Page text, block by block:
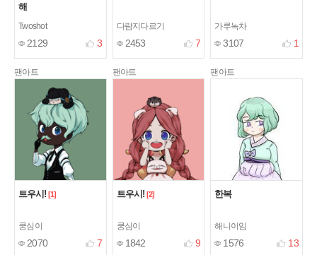
해
Twoshot
2129 3
다람지다르기
2453 7
가루녹차
3107 1
팬아트
트우시! [1]
쿵심이
2070 7
팬아트
트우시! [2]
쿵심이
1842 9
팬아트
한복
해니이임
1576 13